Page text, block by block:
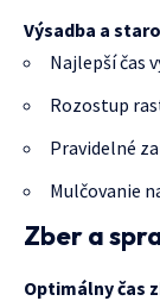
Výsadba a
Najlepší čas
Rozostup
Pravidelné
Mulčovanie
Zber a
Optimálny čas